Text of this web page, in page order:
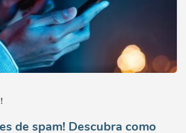
de spam! Descubra como